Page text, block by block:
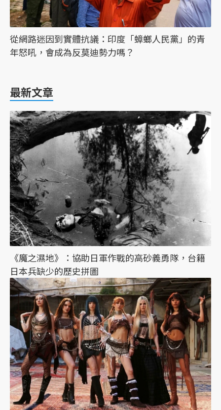
從網路迷因到實體抗議：印度「蟑螂人民黨」的青
年怒吼，會成為反莫迪勢力嗎？
最新文章
《魔之濕地》：協助日軍作戰的高砂義勇隊，台籍
日本兵缺少的歷史拼圖